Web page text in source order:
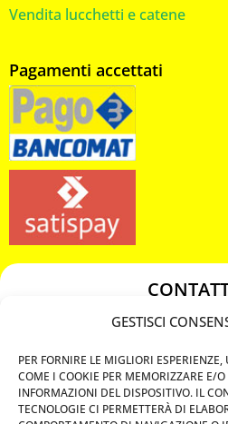
GESTISCI
PER FORNIRE LE MIGLIORI
COME I COOKIE PER MEMORIZZARE E/O
INFORMAZIONI DEL DISPOSITIVO. IL
TECNOLOGIE CI PERMETTERÀ DI
Vendita lucchetti e catene
Pagamenti accettati
349 3863811
chiavicodificate@gmail.com